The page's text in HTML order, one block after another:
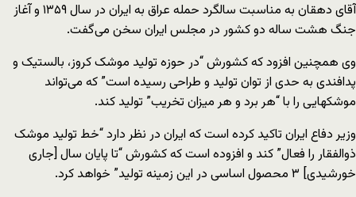
آقای دهقان به مناسبت سالگرد حمله عراق به ایران در سال ١٣۵٩ و آغاز
جنگ هشت ساله دو کشور در مجلس ایران سخن می‌گفت.
وی همچنین افزود که کشورش “در حوزه تولید موشک کروز، بالستیک و
پدافندی به حدی از توان تولید و طراحی رسیده است” که می‌تواند
موشکهایی را با “هر برد و هر میزان تخریب” تولید کند.
وزیر دفاع ایران تاکید کرده است که ایران در نظر دارد “خط تولید موشک
ذوالفقار را فعال” کند و افزوده است که کشورش “تا پایان سال [جاری
خورشیدی] ۳ محصول اساسی در این زمینه تولید” خواهد کرد.